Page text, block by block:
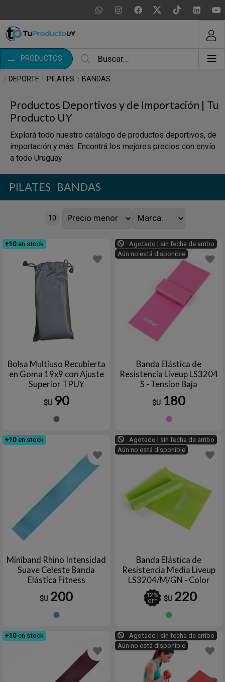
PRODUCTOS
MI COMPRA
DEPORTE PILATES BANDAS
Productos Deportivos y de Importación | Tu
Producto UY
Explorá todo nuestro catálogo de productos deportivos, de
importación y más. Encontrá los mejores precios con envío
a todo Uruguay.
PILATES BANDAS
10
+10 en stock
Bolsa Multiuso Recubierta
en Goma 19x9 con Ajuste
Superior TPUY
$U 90
Agotado | sin fecha de arribo
Aún no está disponible
Banda Elástica de
Resistencia Liveup LS3204
S - Tension Baja
$U 180
+10 en stock
Miniband Rhino Intensidad
Suave Celeste Banda
Elástica Fitness
Entrenamiento
$U 200
Agotado | sin fecha de arribo
Aún no está disponible
Banda Elástica de
Resistencia Media Liveup
LS3204/M/GN - Color
Verde
12%
OFF $U 220
+10 en stock
Agotado | sin fecha de arribo
Aún no está disponible